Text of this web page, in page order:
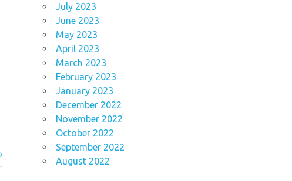
July 2023
June 2023
May 2023
April 2023
March 2023
February 2023
January 2023
December 2022
November 2022
October 2022
September 2022
August 2022